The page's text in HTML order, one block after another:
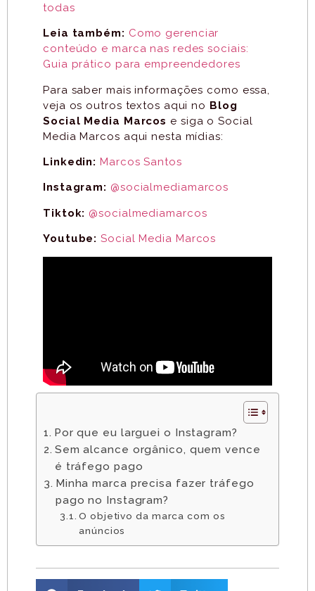
todas
Leia também: Como gerenciar
conteúdo e marca nas redes sociais:
Guia prático para empreendedores
Para saber mais informações como essa,
veja os outros textos aqui no Blog
Social Media Marcos e siga o Social
Media Marcos aqui nesta mídias:
Linkedin: Marcos Santos
Instagram: @socialmediamarcos
Tiktok: @socialmediamarcos
Youtube:Social Media Marcos
Por que eu larguei o Instagram?
Sem alcance orgânico, quem vence
é tráfego pago
Minha marca precisa fazer tráfego
pago no Instagram?
O objetivo da marca com os
anúncios